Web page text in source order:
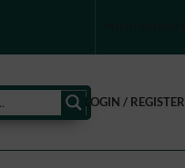
LOGIN / REGISTER